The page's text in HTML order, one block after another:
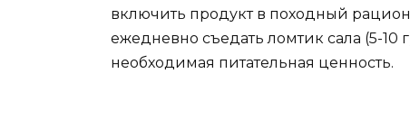
включить продукт в походный
ежедневно съедать ломтик сала (5-10
необходимая питательная ценность.